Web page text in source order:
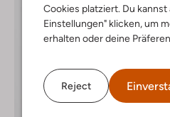
Cookies platziert. Du
Einstellungen" klicken, um
erhalten oder deine
Reject